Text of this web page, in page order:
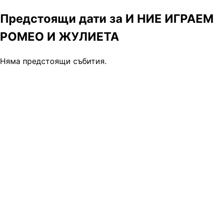
Предстоящи дати за И НИЕ ИГРАЕМ
РОМЕО И ЖУЛИЕТА
Няма предстоящи събития.